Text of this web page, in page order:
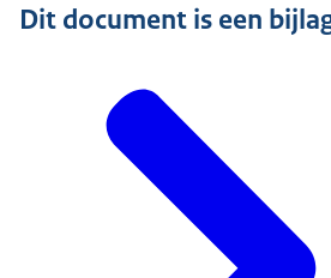
Dit document is een